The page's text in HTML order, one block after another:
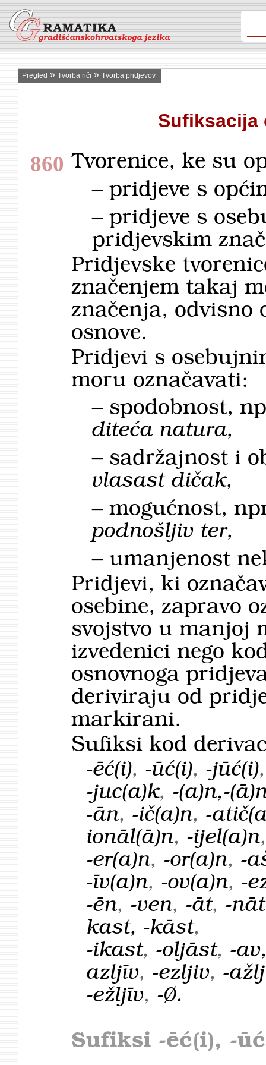
Pregled » Tvorba riči » Tvorba pridjevov
Sufiksacija
860 Tvorenice, ke su
– pridjeve s
– pridjeve s
pridjevskim
Pridjevske
značenjem takaj
značenja, odvisno
osnove.
Pridjevi s
moru označavati:
– spodobnost,
diteća natura,
– sadržajnost i
vlasast dičak,
– mogućnost,
podnošljiv ter,
– umanjenost
Pridjevi, ki
osebine, zapravo
svojstvo u manjoj
izvedenici nego
osnovnoga
deriviraju od
markirani.
Sufiksi kod
-ēć(i),-ūć(i),-jūć(i)
-juc(a)k,-(a)n,-
-ān,-ič(a)n,-
ionāl(ā)n,-ijel(a)n
-er(a)n,-or(a)n,-
-īv(a)n,-ov(a)n,-
-ēn,-ven,-āt,-nāt
kast, -kāst,
-ikast,-oljāst,-
azljīv,-ezljiv,-
-ežljīv,-Ø.
Sufiksi -ēć(i), -